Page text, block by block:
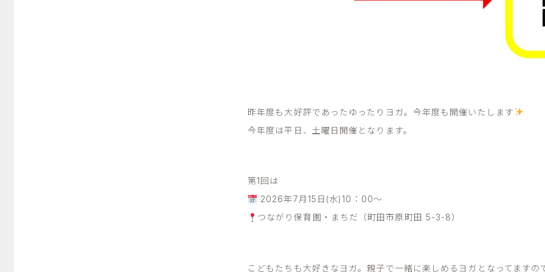
昨年度も大好評であったゆったりヨガ。今年度も開催いたします
今年度は平日、土曜日開催となります。
第1回は
2026年7月15日(水)10：00～
つながり保育園・まちだ（町田市原町田 5-3-8）
こどもたちも大好きなヨガ。親子で一緒に楽しめるヨガとなってますの